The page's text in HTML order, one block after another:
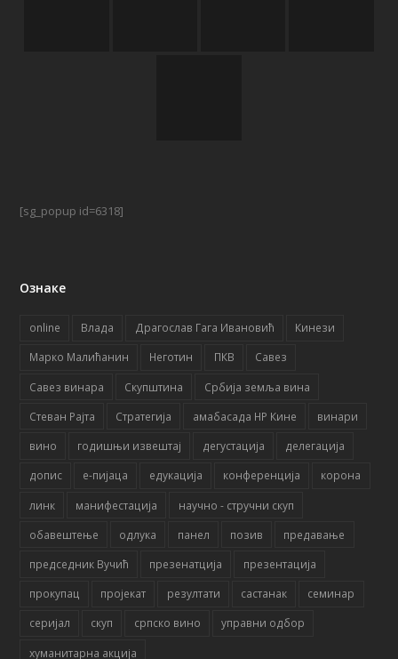
[sg_popup id=6318]
Ознаке
online Влада Драгослав Гага Ивановић
Кинези
Марко Малићанин
Неготин ПКВ
Савез
Савез винара
Скупштина
Србија земља вина
Стеван Рајта
Стратегија амабасада НР Кине
винари
вино
годишњи извештај дегустација
делегација
допис
е-пијаца едукација конференција
корона
линк
манифестација
научно - стручни скуп
обавештење
одлука панел позив
предавање
председник Вучић
презенатција
презентација
прокупац
пројекат резултати састанак
семинар
серијал
скуп српско вино
управни одбор
хуманитарна акција